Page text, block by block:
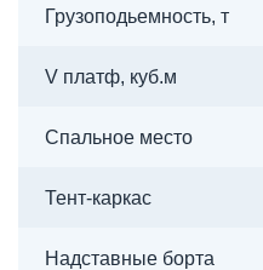
Грузоподьемность, т
V платф, куб.м
Спальное место
Тент-каркас
Надставные борта